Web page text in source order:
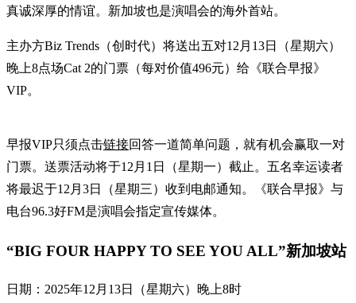
真诚深厚的情谊。新加坡也是演唱会的海外首站。
主办方Biz Trends（创时代）将送出五对12月13日（星期六）
晚上8点场Cat 2的门票（每对价值496元）给《联合早报》
VIP。
早报VIP只须点击链接回答一道简单问题，就有机会赢取一对
门票。送票活动将于12月1日（星期一）截止。五名幸运读者
将最迟于12月3日（星期三）收到电邮通知。《联合早报》与
电台96.3好FM是演唱会指定宣传媒体。
“BIG FOUR HAPPY TO SEE YOU ALL”新加坡站
日期：2025年12月13日（星期六）晚上8时